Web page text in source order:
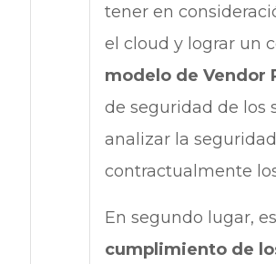
tener en
el cloud y lograr un
modelo de Vendor
de seguridad de los
analizar la
contractualmente
En segundo lugar,
cumplimiento de